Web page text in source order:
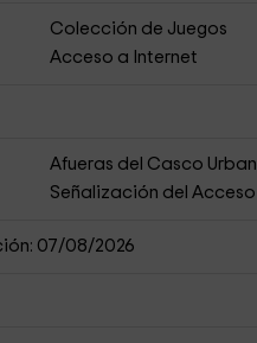
Colección de Juegos
Acceso a Internet
Afueras del Casco
Señalización del Acceso
07/08/2026